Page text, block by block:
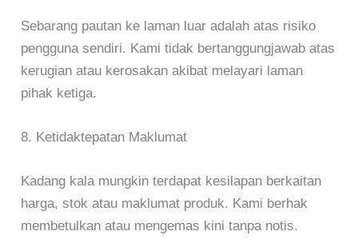
Sebarang pautan ke laman luar adalah atas risiko
pengguna sendiri. Kami tidak bertanggungjawab atas
kerugian atau kerosakan akibat melayari laman
pihak ketiga.
8. Ketidaktepatan Maklumat
Kadang kala mungkin terdapat kesilapan berkaitan
harga, stok atau maklumat produk. Kami berhak
membetulkan atau mengemas kini tanpa notis.